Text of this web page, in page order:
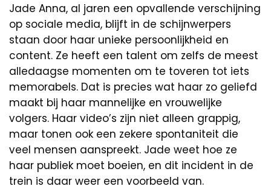
Jade Anna, al jaren een opvallende verschijning
op sociale media, blijft in de schijnwerpers
staan door haar unieke persoonlijkheid en
content. Ze heeft een talent om zelfs de meest
alledaagse momenten om te toveren tot iets
memorabels. Dat is precies wat haar zo geliefd
maakt bij haar mannelijke en vrouwelijke
volgers. Haar video’s zijn niet alleen grappig,
maar tonen ook een zekere spontaniteit die
veel mensen aanspreekt. Jade weet hoe ze
haar publiek moet boeien, en dit incident in de
trein is daar weer een voorbeeld van.